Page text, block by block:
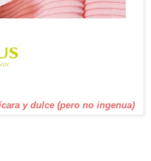
y dulce (pero no ingenua)